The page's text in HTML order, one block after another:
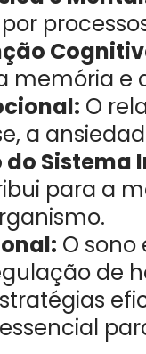
memória e
O
a
Sistema
para a
O
de